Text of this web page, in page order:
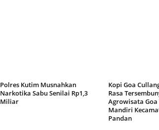
Polres Kutim Musnahkan
Narkotika Sabu Senilai Rp1,3
Miliar
Kopi Goa
Rasa
Agrowisata
Mandiri
Pandan